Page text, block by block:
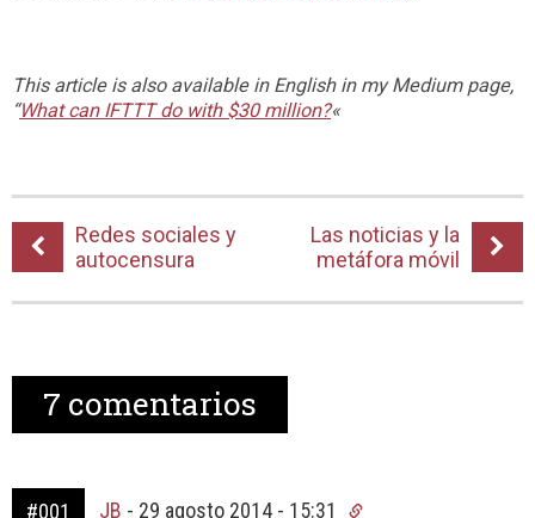
This article is also available in English in my Medium page,
“What can IFTTT do with $30 million?«
Redes sociales y
autocensura
Las noticias y la
metáfora móvil
7 comentarios
#001 JB - 29 agosto 2014 - 15:31